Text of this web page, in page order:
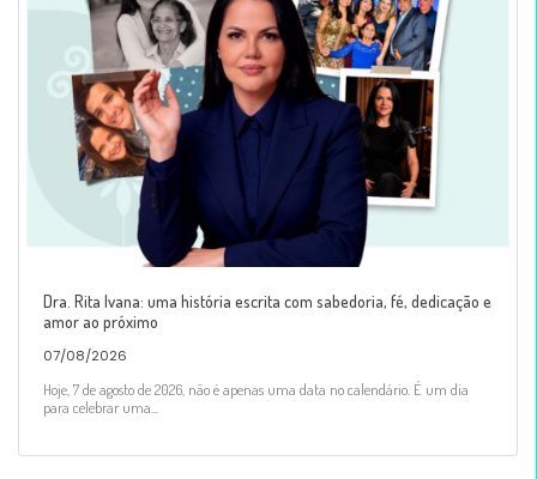
Dra. Rita Ivana: uma história escrita com sabedoria, fé, dedicação e
amor ao próximo
07/08/2026
Hoje, 7 de agosto de 2026, não é apenas uma data no calendário. É um dia
para celebrar uma...